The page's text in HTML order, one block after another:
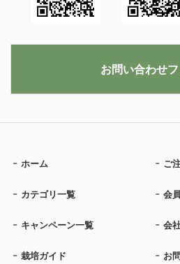
ホーム ご
カテゴリ一覧 会
キャンペーン一覧 会
栽培ガイド お
お問い合わせ